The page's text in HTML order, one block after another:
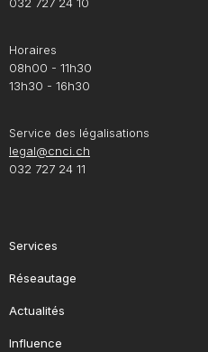
Horaires
08h00 - 11h30
13h30 - 16h30
Service des légalisations
legal@cnci.ch
032 727 24 11
Services
Réseautage
Actualités
Influence